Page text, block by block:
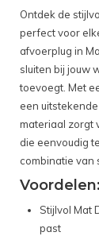
Ontdek de
perfect voor
afvoerplug in
sluiten bij jouw
toevoegt. Met
een
materiaal zorgt
die eenvoudig
combinatie van
Voordelen:
Stijlvol Mat
past